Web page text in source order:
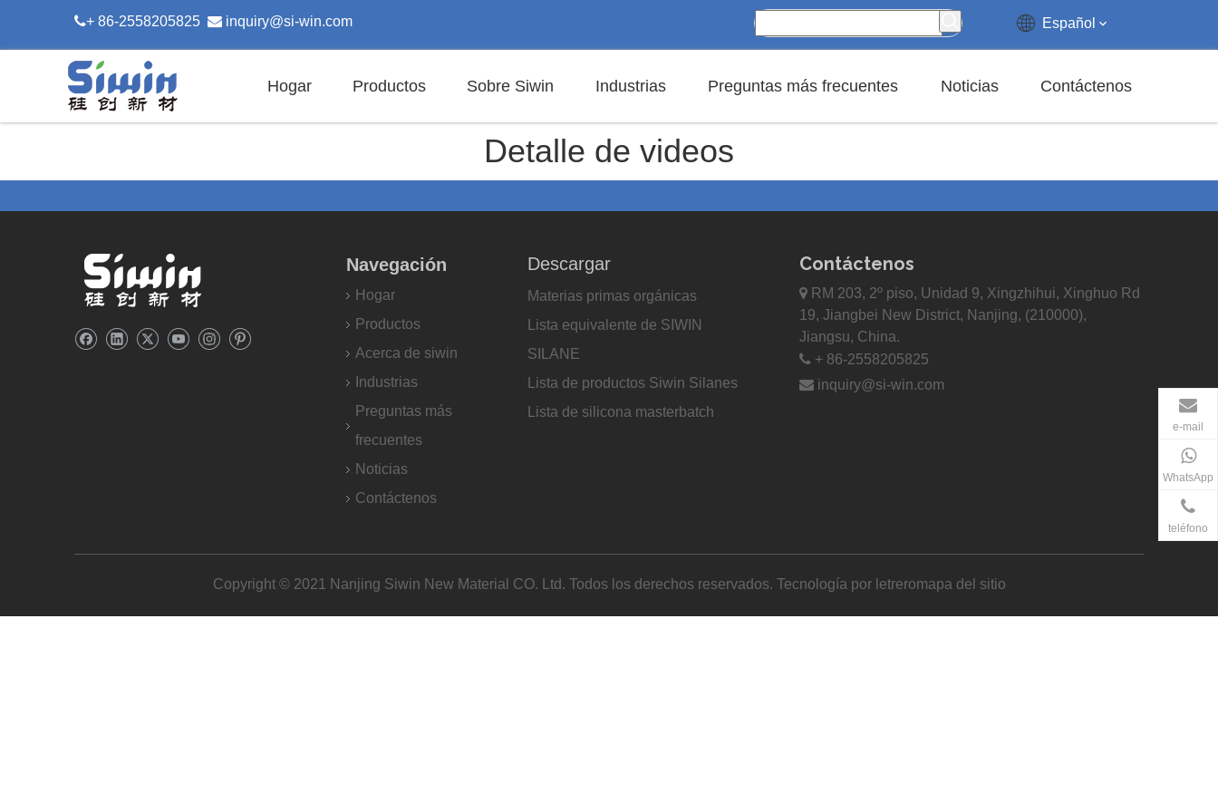
+ 86-2558205825  inquiry@si-win.com Español
Hogar Productos Sobre Siwin Industrias Preguntas más frecuentes Noticias Contáctenos
Detalle de videos
Navegación
Hogar
Productos
Acerca de siwin
Industrias
Preguntas más
frecuentes
Noticias
Contáctenos
Descargar
Materias primas orgánicas
Lista equivalente de SIWIN
SILANE
Lista de productos Siwin Silanes
Lista de silicona masterbatch
Contáctenos
 RM 203, 2º piso, Unidad 9, Xingzhihui, Xinghuo Rd
19, Jiangbei New District, Nanjing, (210000),
Jiangsu, China.
 + 86-2558205825
 inquiry@si-win.com
Copyright © 2021 Nanjing Siwin New Material CO. Ltd. Todos los derechos reservados. Tecnología por letreromapa del sitio
e-mail
WhatsApp
teléfono